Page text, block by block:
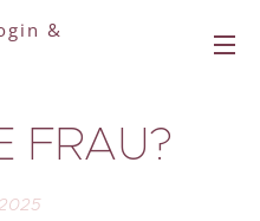
&
FRAU?